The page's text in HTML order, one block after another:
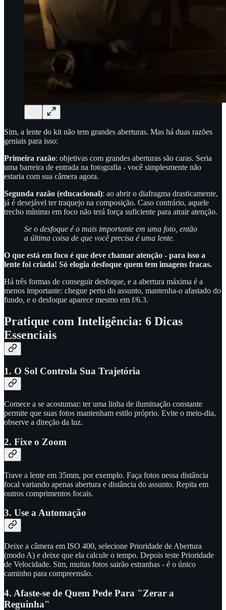
Sim, a lente do kit não tem grandes aberturas. Mas há duas razões
geniais para isso:
Primeira razão: objetivas com grandes aberturas são caras. Seria
uma barreira de entrada na fotografia - você simplesmente não
estaria com sua câmera agora.
Segunda razão (educacional): ao abrir o diafragma drasticamente,
já é desejável ter traquejo na composição. Caso contrário, aquele
trecho mínimo em foco não terá força suficiente para atrair atenção.
Se o desfoque é o mais importante em uma foto, então
a última coisa de que você precisa é uma lente.
O que está em foco é que deve chamar atenção - para isso a
lente foi criada! Só elogia desfoque quem tem imagens fracas.
Há três formas de conseguir desfoque, e a abertura máxima é a
menos importante: chegue perto do assunto, mantenha-o afastado do
fundo, e o desfoque aparece mesmo em f/6.3.
Pratique com Inteligência: 6 Dicas
Essenciais
1. O Sol Controla Sua Trajetória
Comece a se acostumar: ter uma linha de iluminação constante
permite que suas fotos mantenham estilo próprio. Evite o meio-dia,
observe a direção da luz.
2. Fixe o Zoom
Trave a lente em 35mm, por exemplo. Faça fotos nessa distância
focal variando apenas abertura e distância do assunto. Repita em
outros comprimentos focais.
3. Use a Automação
Deixe a câmera em ISO 400, selecione Prioridade de Abertura
(modo A) e deixe que ela calcule o tempo. Depois teste Prioridade
de Velocidade. Sim, muitas fotos sairão estranhas - é o único
caminho para compreensão.
4. Afaste-se de Quem Pede Para "Zerar a
Reguinha"